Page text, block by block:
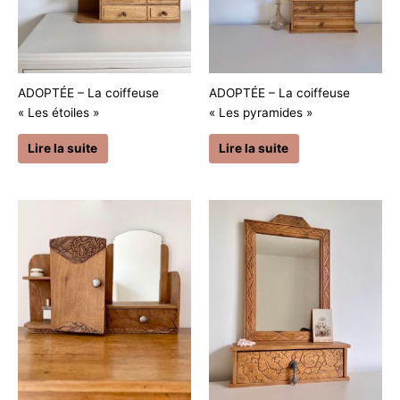
ADOPTÉE – La coiffeuse
« Les étoiles »
Lire la suite
ADOPTÉE – La coiffeuse
« Les pyramides »
Lire la suite